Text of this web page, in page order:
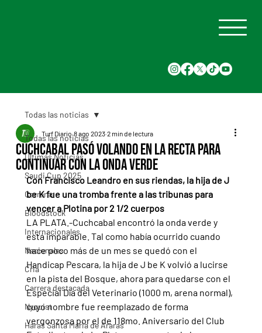
Todas las noticias
Últimas Noticias
Saudi Cup 2025
Carreras
Bloodstock
Internacionales
Nacionales
Cria
Carrera destacada
Nyquist
Haras Santa Maria de Araras
Todas las noticias
Cuchcabal pasó volando en la recta para
continuar con la onda verde
Turf Diario 8 ago 2023 2 min de lectura
Con Francisco Leandro en sus riendas, la hija de J
be K fue una tromba frente a las tribunas para
vencer a Plotina por 2 1/2 cuerpos
LA PLATA.-Cuchcabal encontró la onda verde y
está imparable. Tal como había ocurrido cuando
hace poco más de un mes se quedó con el
Handicap Pescara, la hija de J be K volvió a lucirse
en la pista del Bosque, ahora para quedarse con el
Especial Día del Veterinario (1000 m, arena normal),
cuyo nombre fue reemplazado de forma
vergonzosa por el de 118mo. Aniversario del Club